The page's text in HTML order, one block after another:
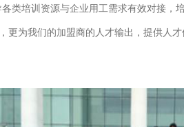
各类培训资源与企业用工需求有效对接，
更为我们的加盟商的人才输出，提供人